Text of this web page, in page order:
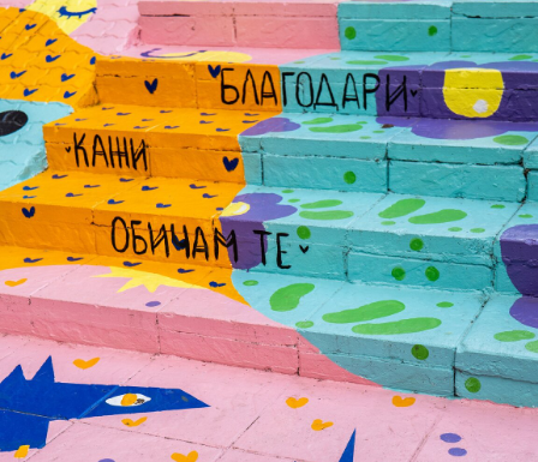
Фантазирай
Приказки
История на изкуството
Музикална кутийка
От соул до рокендрол
Междучасие
Яйцето на света
Къщата
Златната ябълка
Игри
Кои сме ние?
За вас, родители
БНР
БНР Новини
Архивен фонд на БНР